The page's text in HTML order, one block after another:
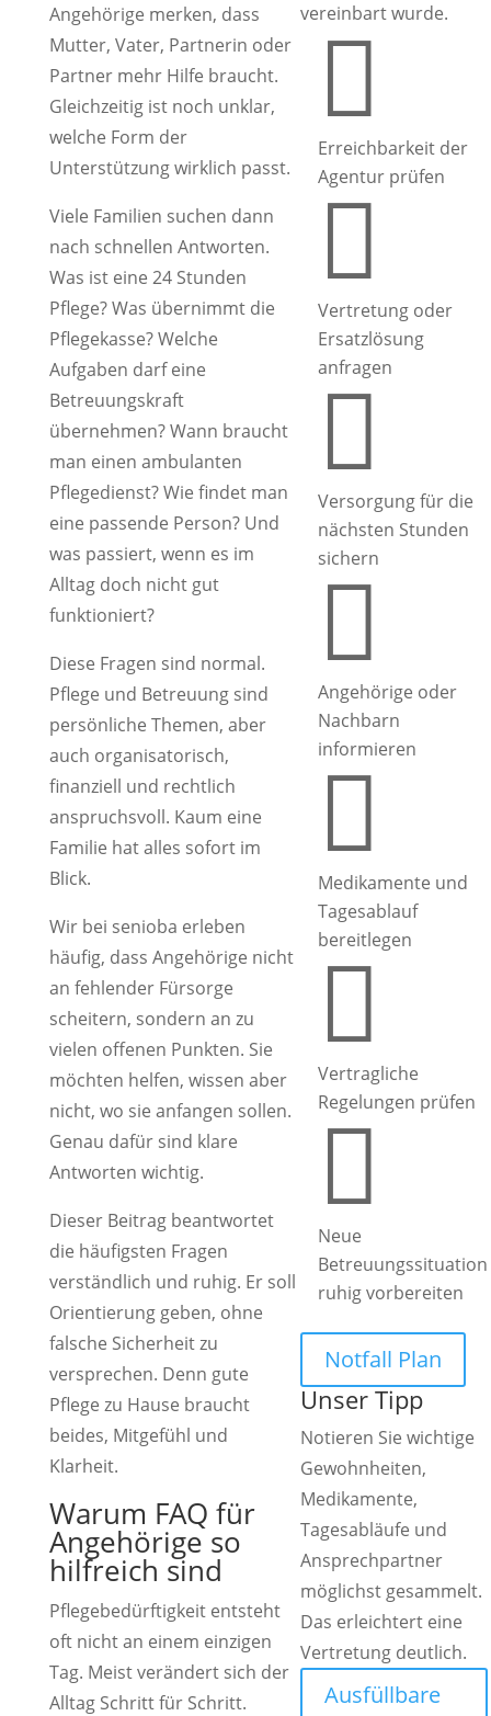
Angehörige merken, dass
Mutter, Vater, Partnerin oder
Partner mehr Hilfe braucht.
Gleichzeitig ist noch unklar,
welche Form der
Unterstützung wirklich passt.
Viele Familien suchen dann
nach schnellen Antworten.
Was ist eine 24 Stunden
Pflege? Was übernimmt die
Pflegekasse? Welche
Aufgaben darf eine
Betreuungskraft
übernehmen? Wann braucht
man einen ambulanten
Pflegedienst? Wie findet man
eine passende Person? Und
was passiert, wenn es im
Alltag doch nicht gut
funktioniert?
Diese Fragen sind normal.
Pflege und Betreuung sind
persönliche Themen, aber
auch organisatorisch,
finanziell und rechtlich
anspruchsvoll. Kaum eine
Familie hat alles sofort im
Blick.
Wir bei senioba erleben
häufig, dass Angehörige nicht
an fehlender Fürsorge
scheitern, sondern an zu
vielen offenen Punkten. Sie
möchten helfen, wissen aber
nicht, wo sie anfangen sollen.
Genau dafür sind klare
Antworten wichtig.
Dieser Beitrag beantwortet
die häufigsten Fragen
verständlich und ruhig. Er soll
Orientierung geben, ohne
falsche Sicherheit zu
versprechen. Denn gute
Pflege zu Hause braucht
beides, Mitgefühl und
Klarheit.
Warum FAQ für
Angehörige so
hilfreich sind
Pflegebedürftigkeit entsteht
oft nicht an einem einzigen
Tag. Meist verändert sich der
Alltag Schritt für Schritt.
vereinbart wurde.

Erreichbarkeit der
Agentur prüfen

Vertretung oder
Ersatzlösung
anfragen

Versorgung für die
nächsten Stunden
sichern

Angehörige oder
Nachbarn
informieren

Medikamente und
Tagesablauf
bereitlegen

Vertragliche
Regelungen prüfen

Neue
Betreuungssituation
ruhig vorbereiten
Notfall Plan
Unser Tipp
Notieren Sie wichtige
Gewohnheiten,
Medikamente,
Tagesabläufe und
Ansprechpartner
möglichst gesammelt.
Das erleichtert eine
Vertretung deutlich.
Ausfüllbare